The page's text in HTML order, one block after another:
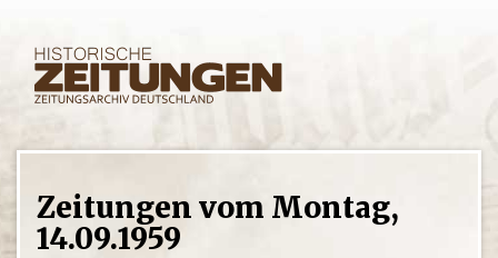
Zeitungen vom Montag,
14.09.1959